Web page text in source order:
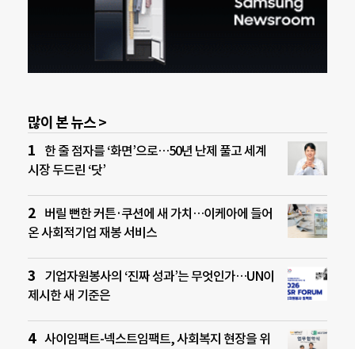
많이 본 뉴스 >
한 줄 점자를 ‘화면’으로…50년 난제 풀고 세계
시장 두드린 ‘닷’
버릴 뻔한 커튼·쿠션에 새 가치…이케아에 들어
온 사회적기업 재봉 서비스
기업자원봉사의 ‘진짜 성과’는 무엇인가…UN이
제시한 새 기준은
사이임팩트-넥스트임팩트, 사회복지 현장을 위